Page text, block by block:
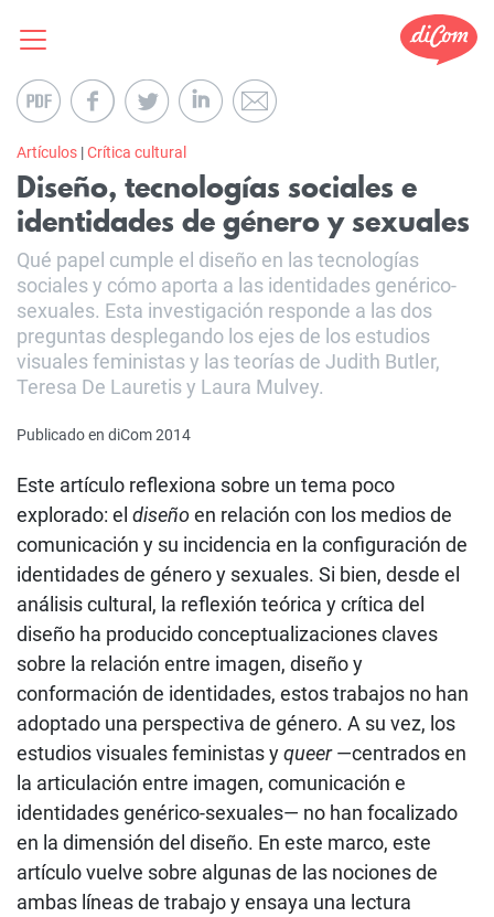
Artículos |Crítica cultural
Diseño, tecnologías sociales e
identidades de género y sexuales
Qué papel cumple el diseño en las tecnologías
sociales y cómo aporta a las identidades genérico-
sexuales. Esta investigación responde a las dos
preguntas desplegando los ejes de los estudios
visuales feministas y las teorías de Judith Butler,
Teresa De Lauretis y Laura Mulvey.
Publicado en diCom 2014
Este artículo reflexiona sobre un tema poco
explorado: el diseñoen relación con los medios de
comunicación y su incidencia en la configuración de
identidades de género y sexuales. Si bien, desde el
análisis cultural, la reflexión teórica y crítica del
diseño ha producido conceptualizaciones claves
sobre la relación entre imagen, diseño y
conformación de identidades, estos trabajos no han
adoptado una perspectiva de género. A su vez, los
estudios visuales feministas yqueer—centrados en
la articulación entre imagen, comunicación e
identidades genérico-sexuales— no han focalizado
en la dimensión del diseño. En este marco, este
artículo vuelve sobre algunas de las nociones de
ambas líneas de trabajo y ensaya una lectura